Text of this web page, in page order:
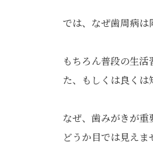
では、なぜ歯周病は
もちろん普段の生
た、もしくは良くは
なぜ、歯みがきが
どうか目では見えま